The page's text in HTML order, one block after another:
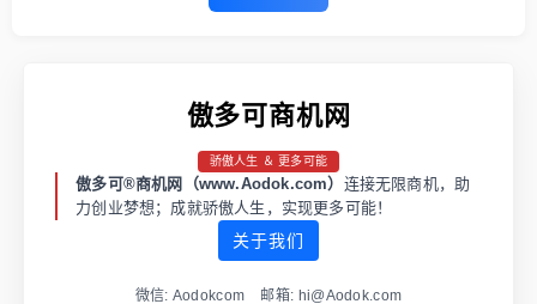
傲多可商机网
骄傲人生 ＆ 更多可能
傲多可®商机网（www.Aodok.com） 连接无限商机，助
力创业梦想；成就骄傲人生，实现更多可能！
关于我们
微信: Aodokcom 邮箱: hi@Aodok.com